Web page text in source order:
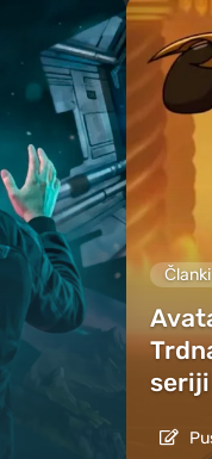
Članki
seriji